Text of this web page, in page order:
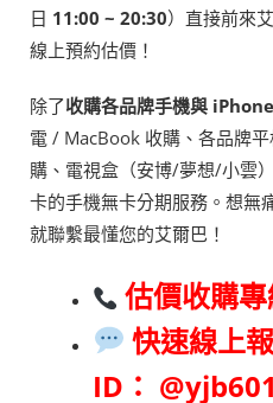
日 11:00 ~ 20:30）直接前來
線上預約估價！
除了收購各品牌手機與 iPhone
電 / MacBook 收購、各品牌
購、電視盒（安博/夢想/小雲
卡的手機無卡分期服務。想無
就聯繫最懂您的艾爾巴！
估價收購
快速線上
ID：